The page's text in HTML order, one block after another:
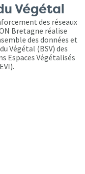
Végétal
des réseaux
Bretagne réalise
des données et
Végétal (BSV) des
Espaces Végétalisés